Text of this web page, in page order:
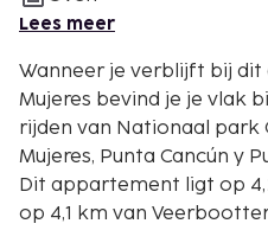
Lees meer
Wanneer je verblijft bij
Mujeres bevind je je vlak
rijden van Nationaal park
Mujeres, Punta Cancún y
Dit appartement ligt op
op 4,1 km van